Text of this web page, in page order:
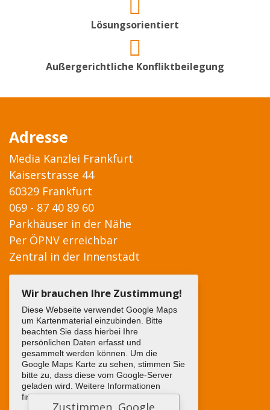
Lösungsorientiert
Außergerichtliche Konfliktbeilegung
Adresse
Media Kanzlei Frankfurt
Kaiserstrasse 44
60329 Frankfurt
069 - 87 40 89 60
Parkhäuser in der Nähe
Per ÖPNV erreichbar
Zentral in der Innenstadt
Wir brauchen Ihre Zustimmung!
Diese Webseite verwendet Google Maps
um Kartenmaterial einzubinden. Bitte
beachten Sie dass hierbei Ihre
persönlichen Daten erfasst und
gesammelt werden können. Um die
Google Maps Karte zu sehen, stimmen Sie
bitte zu, dass diese vom Google-Server
geladen wird. Weitere Informationen
finden sieHIER